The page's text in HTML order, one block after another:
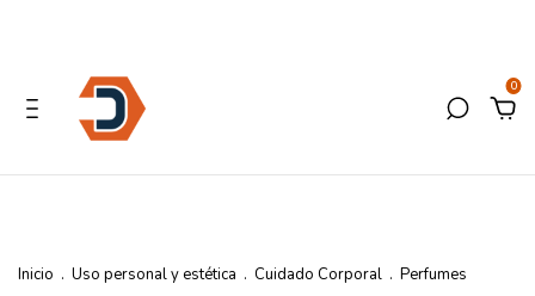
0
Inicio . Uso personal y estética . Cuidado Corporal . Perfumes